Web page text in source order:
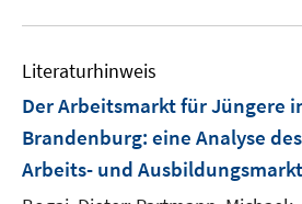
Literaturhinweis
Der Arbeitsmarkt für Jüngere
Brandenburg: eine Analyse
Arbeits- und